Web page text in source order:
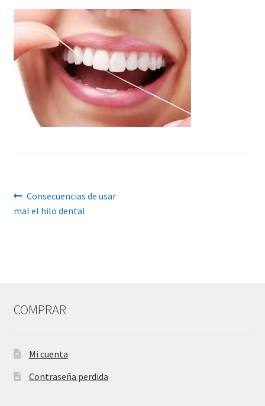
Navegación
de
Anterior:
Consecuencias de usar
mal el hilo dental
COMPRAR
Mi cuenta
Contraseña perdida